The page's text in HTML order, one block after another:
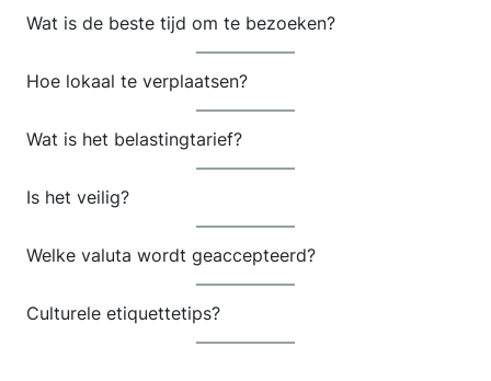
Wat is de beste tijd om te bezoeken?
Hoe lokaal te verplaatsen?
Wat is het belastingtarief?
Is het veilig?
Welke valuta wordt geaccepteerd?
Culturele etiquettetips?